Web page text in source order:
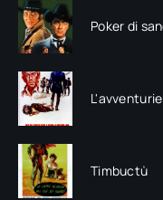
Poker di
Timbuctù